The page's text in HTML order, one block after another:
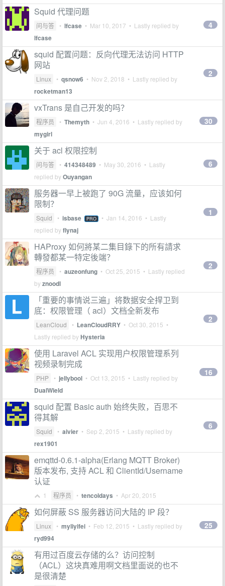
Squid 代理问题
问与答 • lfcase • Mar 10, 2017 • Lastly replied by
lfcase
4
squid 配置问题：反向代理无法访问 HTTP
网站
Linux • qsnow6 • Nov 2, 2018 • Lastly replied by
rocketman13
2
vxTrans 是自己开发的吗？
程序员 • Themyth • Jun 4, 2016 • Lastly replied by
mygirl
30
关于 acl 权限控制
问与答 • 414348489 • May 30, 2016 • Lastly
replied byOuyangan
6
服务器一早上被跑了 90G 流量，应该如何
限制？
Squid • isbase PRO • Jan 14, 2016 • Lastly
replied byflynaj
1
HAProxy 如何將某二集目錄下的所有請求
轉發都某一特定後端？
程序员 • auzeonfung • Oct 25, 2015 • Lastly replied
byznoodl
2
「重要的事情说三遍」将数据安全捍卫到
底：权限管理（ acl）文档全新发布
LeanCloud • LeanCloudRRY • Oct 30, 2015 •
Lastly replied byHysteria
2
使用 Laravel ACL 实现用户权限管理系列
视频录制完成
PHP • jellybool • Oct 13, 2015 • Lastly replied by
DualWield
16
squid 配置 Basic auth 始终失败，百思不
得其解
Squid • aivier • Sep 2, 2015 • Lastly replied by
rex1901
6
emqttd-0.6.1-alpha(Erlang MQTT Broker)
版本发布, 支持 ACL 和 ClientId/Username
认证
1 程序员 • tencoldays • Apr 20, 2015
如何屏蔽 SS 服务器访问大陆的 IP 段？
Linux • myliyifei • Feb 12, 2015 • Lastly replied by
ryd994
25
有用过百度云存储的么？访问控制
（ACL）这块真难用啊文档里面说的也不
是很清楚